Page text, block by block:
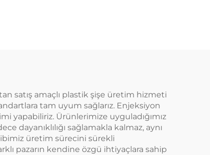
satış amaçlı plastik şişe üretim hizmeti
tam uyum sağlarız. Enjeksiyon
yapabiliriz. Ürünlerimize uyguladığımız
dayanıklılığı sağlamakla kalmaz, aynı
üretim sürecini sürekli
pazarın kendine özgü ihtiyaçlara sahip